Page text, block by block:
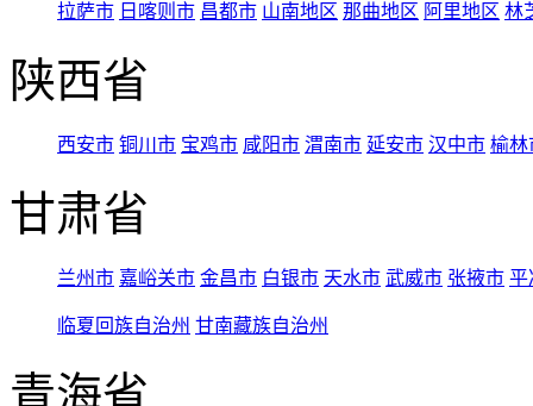
拉萨市 日喀则市 昌都市 山南地区 那曲地区 阿里地区 林
陕西省
西安市 铜川市 宝鸡市 咸阳市 渭南市 延安市 汉中市 榆林
甘肃省
兰州市 嘉峪关市 金昌市 白银市 天水市 武威市 张掖市 平
临夏回族自治州 甘南藏族自治州
青海省